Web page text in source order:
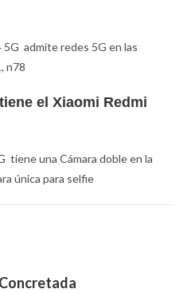
5G admite redes 5G en las
n78
el Xiaomi Redmi
tiene una Cámara doble en la
única para selfie